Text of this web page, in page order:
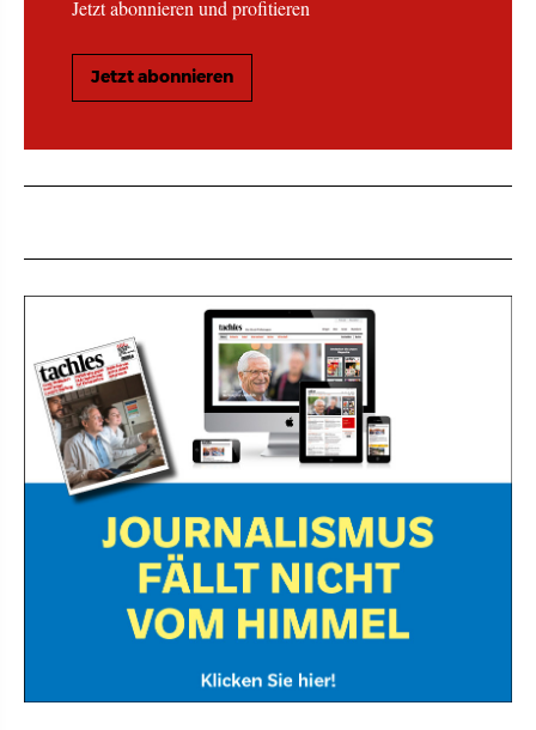
Jetzt abonnieren und profitieren
Jetzt abonnieren